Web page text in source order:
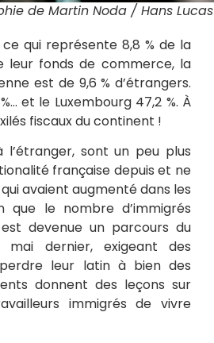
de Martin Noda / Hans Lucas
ce qui représente 8,8 % de la
leur fonds de commerce, la
est de 9,6 % d’étrangers.
et le Luxembourg 47,2 %. À
fiscaux du continent !
sont un peu plus
française depuis et ne
avaient augmenté dans les
que le nombre d’immigrés
devenue un parcours du
dernier, exigeant des
leur latin à bien des
donnent des leçons sur
immigrés de vivre